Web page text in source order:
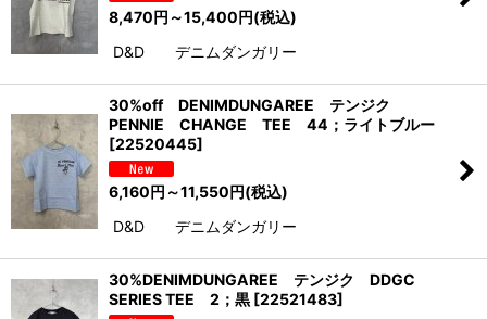
8,470円 ～15,400円(税込)
D&D デニムダンガリー
30%off DENIMDUNGAREE テンジク
PENNIE CHANGE TEE 44；ライトブルー
[22520445]
6,160円 ～11,550円(税込)
D&D デニムダンガリー
30%DENIMDUNGAREE テンジク DDGC
SERIES TEE 2；黒 [22521483]